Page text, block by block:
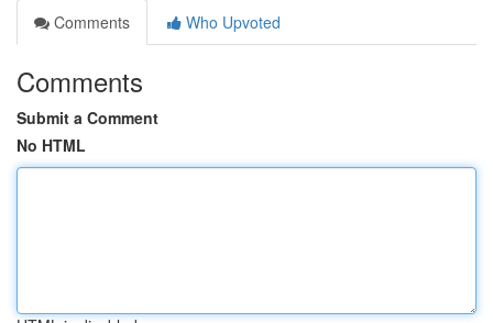
Comments
Who Upvoted
Comments
Submit a Comment
No HTML